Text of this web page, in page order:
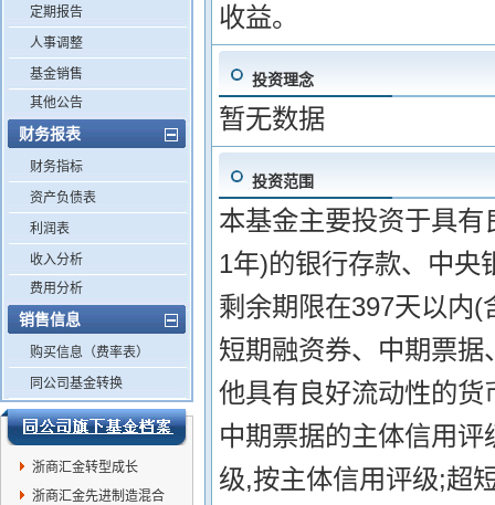
定期报告
人事调整
基金销售
其他公告
财务报表
财务指标
资产负债表
利润表
收入分析
费用分析
销售信息
购买信息（费率表）
同公司基金转换
浙商汇金转型成长
浙商汇金先进制造混合
收益。
投资理念
暂无数据
投资范围
本基金主要投资于具
1年)的银行存款、中央
剩余期限在397天以内
短期融资券、中期票
他具有良好流动性的
中期票据的主体信用
级,按主体信用评级;超